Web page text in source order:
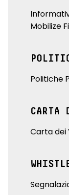
Mobilize
Politiche
CARTA
Carta dei